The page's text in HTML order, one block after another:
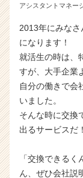
アシスタントマネー
2013年にみなさ
になります！
就活生の時は、
すが、大手企業
自分の働きで会
いました。
そんな時に交換
出るサービスだ
「交換できる
ん、ぜひ会社説